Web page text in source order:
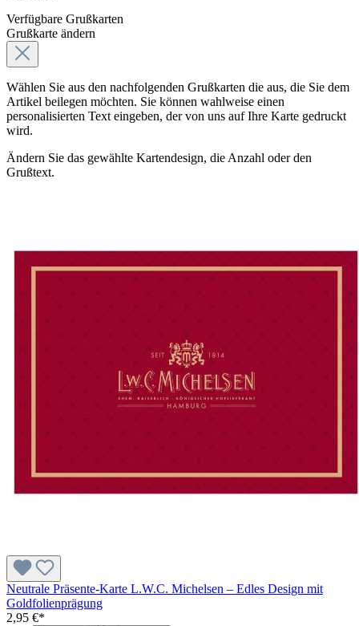
Verfügbare Grußkarten
Grußkarte ändern
Wählen Sie aus den nachfolgenden Grußkarten die aus, die Sie dem
Artikel beilegen möchten. Sie können wahlweise einen
personalisierten Text eingeben, der von uns auf Ihre Karte gedruckt
wird.
Ändern Sie das gewählte Kartendesign, die Anzahl oder den
Grußtext.
Neutrale Präsente-Karte L.W.C. Michelsen – Edles Design mit
Goldfolienprägung
2,95 €*